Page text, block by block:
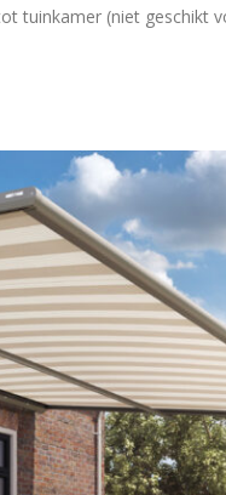
tuinkamer (niet geschikt